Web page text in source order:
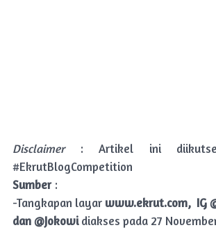
Disclaimer : Artikel ini
#EkrutBlogCompetition
Sumber:
-Tangkapan layar www.ekrut.com, IG
dan @Jokowidiakses pada 27